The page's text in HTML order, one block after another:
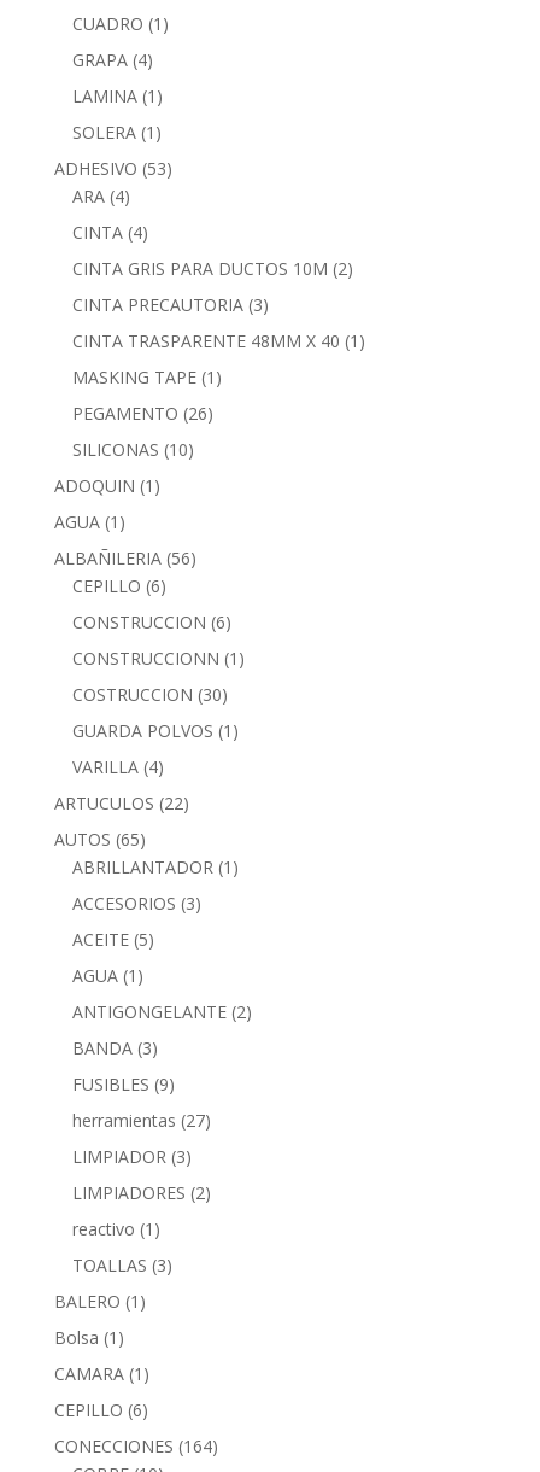
CUADRO (1)
GRAPA (4)
LAMINA (1)
SOLERA (1)
ADHESIVO (53)
ARA (4)
CINTA (4)
CINTA GRIS PARA DUCTOS 10M (2)
CINTA PRECAUTORIA (3)
CINTA TRASPARENTE 48MM X 40 (1)
MASKING TAPE (1)
PEGAMENTO (26)
SILICONAS (10)
ADOQUIN (1)
AGUA (1)
ALBAÑILERIA (56)
CEPILLO (6)
CONSTRUCCION (6)
CONSTRUCCIONN (1)
COSTRUCCION (30)
GUARDA POLVOS (1)
VARILLA (4)
ARTUCULOS (22)
AUTOS (65)
ABRILLANTADOR (1)
ACCESORIOS (3)
ACEITE (5)
AGUA (1)
ANTIGONGELANTE (2)
BANDA (3)
FUSIBLES (9)
herramientas (27)
LIMPIADOR (3)
LIMPIADORES (2)
reactivo (1)
TOALLAS (3)
BALERO (1)
Bolsa (1)
CAMARA (1)
CEPILLO (6)
CONECCIONES (164)